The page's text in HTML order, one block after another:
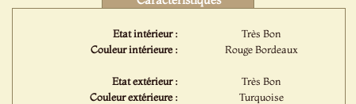
Etat intérieur :
Très Bon
Couleur intérieure :
Rouge Bordeaux
Etat extérieur :
Très Bon
Couleur extérieure :
Turquoise